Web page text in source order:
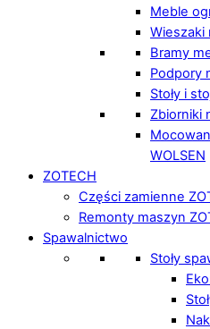
Meble
Wieszaki
Bramy
Podpory
Stoły i
Zbiorniki
WOLSEN
ZOTECH
Części zamienne
Remonty maszyn
Spawalnictwo
Stoły